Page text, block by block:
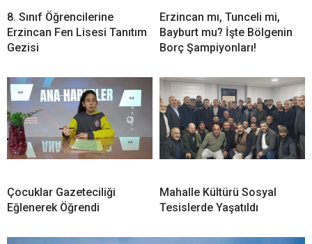
8. Sınıf Öğrencilerine
Erzincan Fen Lisesi Tanıtım
Gezisi
Erzincan mı, Tunceli mi,
Bayburt mu? İşte Bölgenin
Borç Şampiyonları!
Çocuklar Gazeteciliği
Eğlenerek Öğrendi
Mahalle Kültürü Sosyal
Tesislerde Yaşatıldı